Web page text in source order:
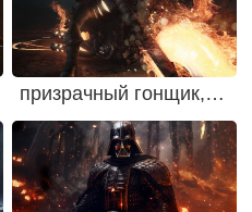
призрачный гонщик, мотоцикл